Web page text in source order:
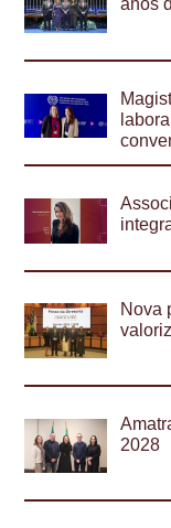
anos
Nova
2028